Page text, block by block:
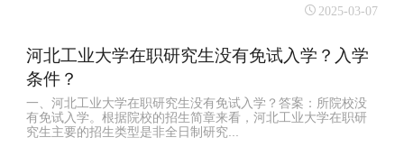
2025-03-07
河北工业大学在职研究生没有免试入学？入学
条件？
一、河北工业大学在职研究生没有免试入学？答案：所院校没
有免试入学。根据院校的招生简章来看，河北工业大学在职研
究生主要的招生类型是非全日制研究...